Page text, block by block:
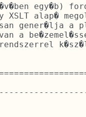
egy�b)
XSLT alap�
gener�lja a
van a
rendszerrel